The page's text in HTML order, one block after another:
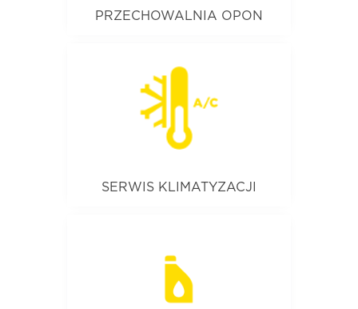
PRZECHOWALNIA OPON
odpowiednie warunki
przechowywania opon
sezonowych, chroniąc je przed
uszkodzeniami i wpływem
czynników atmosferycznych.
SERWIS KLIMATYZACJI
zapewniające efektywne i
bezawaryjne działanie systemu.